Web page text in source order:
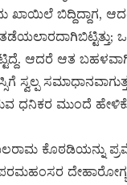
ಖಾಯಿಲೆ ಬಿದ್ದಿದ್ದಾಗ,
ಆದರೆ ಆತ
ಧನಿಕರ ಮುಂದೆ
ಕೊಠಡಿಯನ್ನು